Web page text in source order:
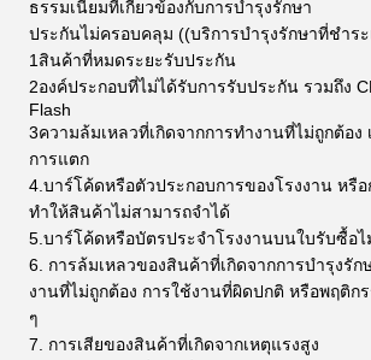
ธรรมเนียมที่เกี่ยวข้องกับการบํารุงรักษา
ประกันไม่ครอบคลุม ((บริการบํารุงรักษาที่ชําระ
1สินค้าที่หมดระยะรับประกัน
2องค์ประกอบที่ไม่ได้รับการรับประกัน รวมถึง
Flash
3ความล้มเหลวที่เกิดจากการทํางานที่ไม่ถูกต้อง
การแตก
4.บาร์โค้ดหรือตัวประกอบการของโรงงาน หรื
ทําให้สินค้าไม่สามารถจําได้
5.บาร์โค้ดหรือบัตรประจําโรงงานบนใบรับซื้อไ
6. การล้มเหลวของสินค้าที่เกิดจากการบํารุงรั
งานที่ไม่ถูกต้อง การใช้งานที่ผิดปกติ หรือพฤติก
ๆ
7. การเสียของสินค้าที่เกิดจากเหตุแรงสูง